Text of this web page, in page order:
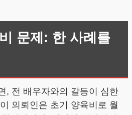
문제: 한 사례를
, 전 배우자와의 갈등이 심한
의뢰인은 초기 양육비로 월